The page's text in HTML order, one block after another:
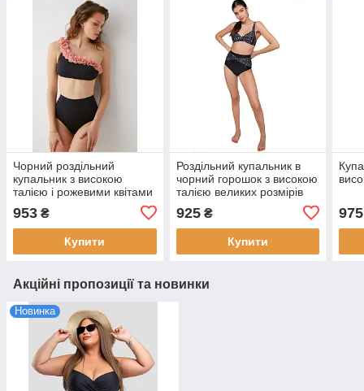
Чорний роздільний
купальник з високою
талією і рожевими квітами
953 ₴
Купити
Роздільний купальник в
чорний горошок з високою
талією великих розмірів
925₴
Купити
975
Акційні пропозиції та новинки
Новинка